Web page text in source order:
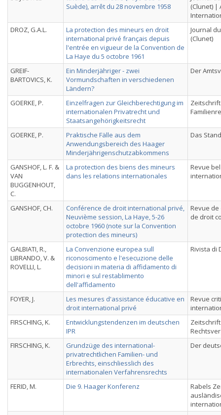
Suède), arrêt du 28 novembre 1958
(Clunet) |
DROZ, G.A.L.
La protection des mineurs en droit
international privé français depuis
l'entrée en vigueur de la Convention de
La Haye du 5 octobre 1961
Journal
(Clunet)
GREIF-
BARTOVICS, K.
Ein Minderjähriger - zwei
Vormundschaften in verschiedenen
Ländern?
Der
GOERKE, P.
Einzelfragen zur Gleichberechtigung im
internationalen Privatrecht und
Staatsangehörigkeitsrecht
GOERKE, P.
Praktische Fälle aus dem
Anwendungsbereich des Haager
Minderjährigenschutzabkommens
Das
GANSHOF, L. F. &
VAN
BUGGENHOUT,
C.
La protection des biens des mineurs
dans les relations internationales
Revue
GANSHOF, CH.
Conférence de droit international privé,
Neuvième session, La Haye, 5-26
octobre 1960 (note sur la Convention
protection des mineurs)
Revue
de droit
GALBIATI, R.,
LIBRANDO, V. &
ROVELLI, L.
La Convenzione europea sull
riconoscimento e l'esecuzione delle
decisioni in materia di affidamento di
minori e sul restablimento
dell'affidamento
Rivista di
FOYER, J.
Les mesures d'assistance éducative en
droit international privé
Revue
FIRSCHING, K.
Entwicklungstendenzen im deutschen
IPR
FIRSCHING, K.
Grundzüge des international-
privatrechtlichen Familien- und
Erbrechts, einschliesslich des
internationalen Verfahrensrechts
Der
FERID, M. Die 9. Haager Konferenz
Rabels